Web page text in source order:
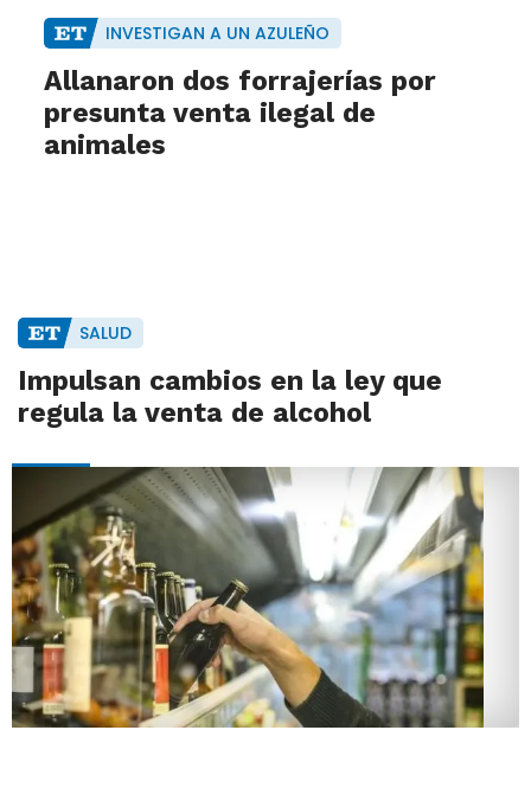
INVESTIGAN A UN AZULEÑO
Allanaron dos forrajerías por
presunta venta ilegal de
animales
SALUD
Impulsan cambios en la ley que
regula la venta de alcohol